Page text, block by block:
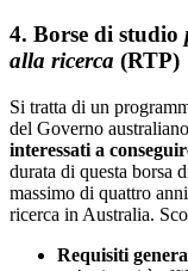
4. Borse di studio
alla ricerca (RTP)
Si tratta di un
del Governo australiano
interessati a
durata di questa borsa
massimo di quattro
ricerca in Australia.
Requisiti